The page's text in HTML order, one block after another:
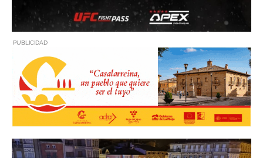
PUBLICIDAD